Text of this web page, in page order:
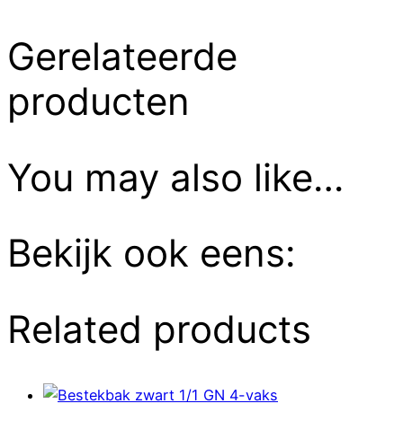
Gerelateerde
producten
You may also like…
Bekijk ook eens:
Related products